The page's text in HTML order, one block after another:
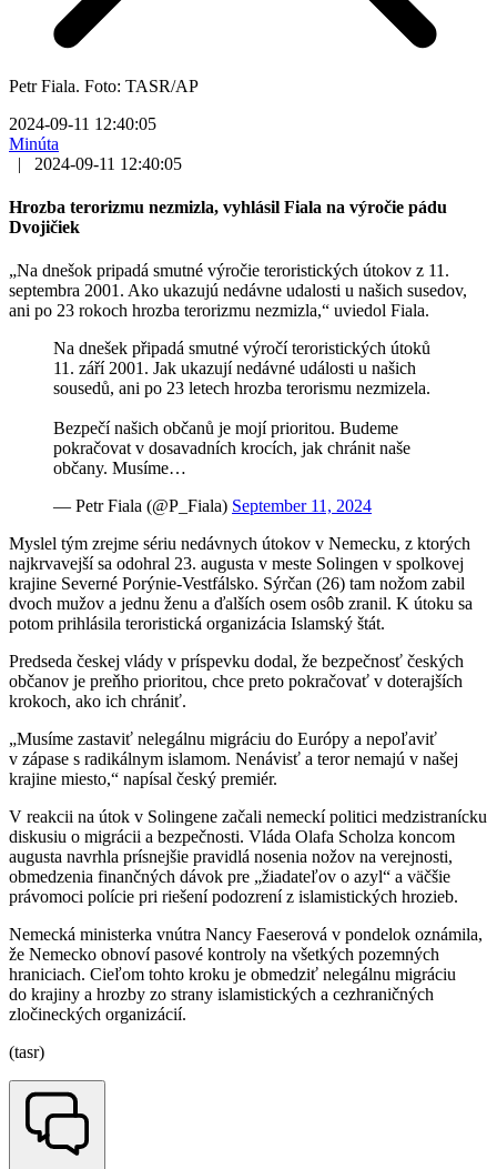
Petr Fiala. Foto: TASR/AP
2024-09-11 12:40:05
Minúta
|
2024-09-11 12:40:05
Hrozba terorizmu nezmizla, vyhlásil Fiala na výročie pádu
Dvojičiek
„Na dnešok pripadá smutné výročie teroristických útokov z 11.
septembra 2001. Ako ukazujú nedávne udalosti u našich susedov,
ani po 23 rokoch hrozba terorizmu nezmizla,“ uviedol Fiala.
Na dnešek připadá smutné výročí teroristických útoků
11. září 2001. Jak ukazují nedávné události u našich
sousedů, ani po 23 letech hrozba terorismu nezmizela.
Bezpečí našich občanů je mojí prioritou. Budeme
pokračovat v dosavadních krocích, jak chránit naše
občany. Musíme…
— Petr Fiala (@P_Fiala) September 11, 2024
Myslel tým zrejme sériu nedávnych útokov v Nemecku, z ktorých
najkrvavejší sa odohral 23. augusta v meste Solingen v spolkovej
krajine Severné Porýnie-Vestfálsko. Sýrčan (26) tam nožom zabil
dvoch mužov a jednu ženu a ďalších osem osôb zranil. K útoku sa
potom prihlásila teroristická organizácia Islamský štát.
Predseda českej vlády v príspevku dodal, že bezpečnosť českých
občanov je preňho prioritou, chce preto pokračovať v doterajších
krokoch, ako ich chrániť.
„Musíme zastaviť nelegálnu migráciu do Európy a nepoľaviť
v zápase s radikálnym islamom. Nenávisť a teror nemajú v našej
krajine miesto,“ napísal český premiér.
V reakcii na útok v Solingene začali nemeckí politici medzistranícku
diskusiu o migrácii a bezpečnosti. Vláda Olafa Scholza koncom
augusta navrhla prísnejšie pravidlá nosenia nožov na verejnosti,
obmedzenia finančných dávok pre „žiadateľov o azyl“ a väčšie
právomoci polície pri riešení podozrení z islamistických hrozieb.
Nemecká ministerka vnútra Nancy Faeserová v pondelok oznámila,
že Nemecko obnoví pasové kontroly na všetkých pozemných
hraniciach. Cieľom tohto kroku je obmedziť nelegálnu migráciu
do krajiny a hrozby zo strany islamistických a cezhraničných
zločineckých organizácií.
(tasr)